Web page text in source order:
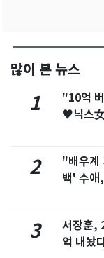
많이 본 뉴스
1
"10억
♥닉스
2
"배우계
백' 수애
3
서장훈,
억 내놨